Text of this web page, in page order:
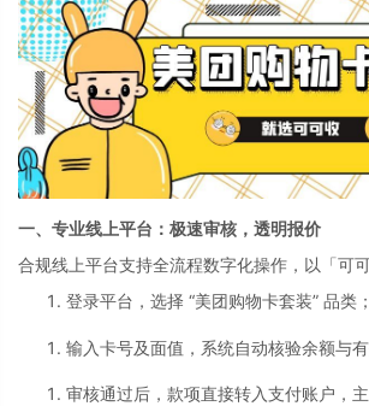
一、专业线上平台：极速审核，透明报价
合规线上平台支持全流程数字化操作，以「可
登录平台，选择 “美团购物卡套装” 品类；
输入卡号及面值，系统自动核验余额与有
审核通过后，款项直接转入支付账户，